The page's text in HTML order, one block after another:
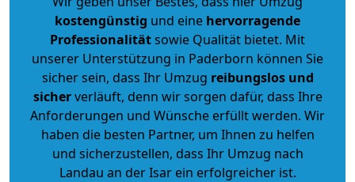
kostengünstig und eine hervorragende
Professionalitätsowie Qualität bietet. Mit
unserer Unterstützung in Paderborn können Sie
sicher sein, dass Ihr Umzug reibungslos und
sicherverläuft, denn wir sorgen dafür, dass Ihre
Anforderungen und Wünsche erfüllt werden. Wir
haben die besten Partner, um Ihnen zu helfen
und sicherzustellen, dass Ihr Umzug nach
Landau an der Isar ein erfolgreicher ist.